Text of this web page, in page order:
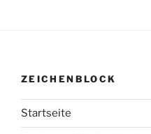
ZEICHENBLOCK
Startseite